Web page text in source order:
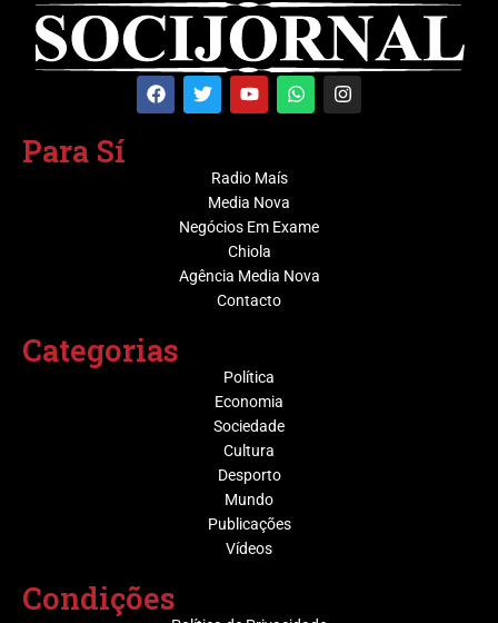
Para Sí
Radio Maís
Media Nova
Negócios Em Exame
Chiola
Agência Media Nova
Contacto
Categorias
Política
Economia
Sociedade
Cultura
Desporto
Mundo
Publicações
Vídeos
Condições